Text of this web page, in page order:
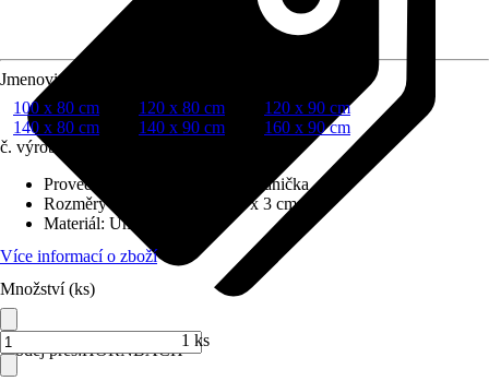
Prodej přes:HORNBACH
Jmenovitý rozmer (DxŠ)
100 x 80 cm
120 x 80 cm
120 x 90 cm
140 x 80 cm
140 x 90 cm
160 x 90 cm
č. výrobku
Provedení
Vestavná sprchová vanička
Rozměry (DxŠxV)
120 x 90 x 3 cm
Materiál: Umělý kámen
Více informací o zboží
Množství (ks)
1 ks